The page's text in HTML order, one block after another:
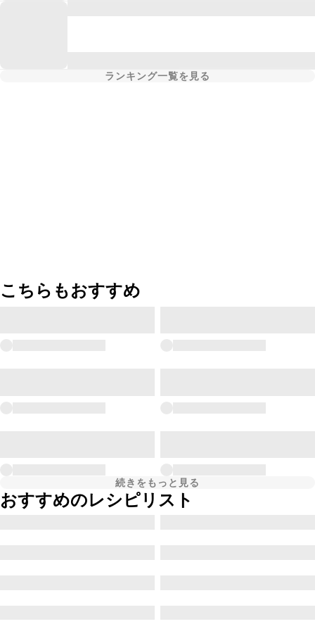
ランキング一覧を見る
こちらもおすすめ
続きをもっと見る
おすすめのレシピリスト